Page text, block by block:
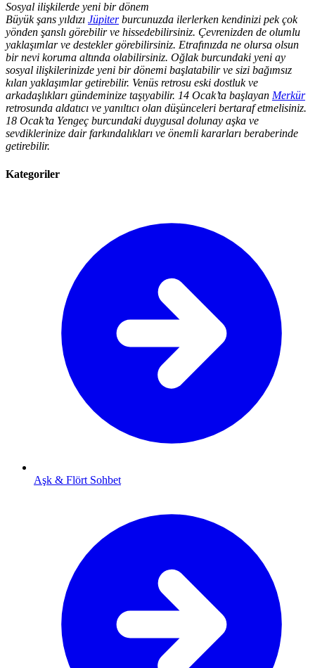
Sosyal ilişkilerde yeni bir dönem
Büyük şans yıldızı Jüpiterburcunuzda ilerlerken kendinizi pek çok
yönden şanslı görebilir ve hissedebilirsiniz. Çevrenizden de olumlu
yaklaşımlar ve destekler görebilirsiniz. Etrafınızda ne olursa olsun
bir nevi koruma altında olabilirsiniz. Oğlak burcundaki yeni ay
sosyal ilişkilerinizde yeni bir dönemi başlatabilir ve sizi bağımsız
kılan yaklaşımlar getirebilir. Venüs retrosu eski dostluk ve
arkadaşlıkları gündeminize taşıyabilir. 14 Ocak’ta başlayan Merkür
retrosunda aldatıcı ve yanıltıcı olan düşünceleri bertaraf etmelisiniz.
18 Ocak’ta Yengeç burcundaki duygusal dolunay aşka ve
sevdiklerinize dair farkındalıkları ve önemli kararları beraberinde
getirebilir.
Kategoriler
Aşk & Flört Sohbet